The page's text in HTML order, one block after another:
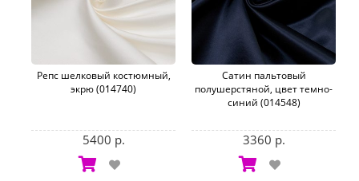
Репс шелковый костюмный,
экрю (014740)
5400 р.
Сатин пальтовый
полушерстяной, цвет темно-
синий (014548)
3360 р.